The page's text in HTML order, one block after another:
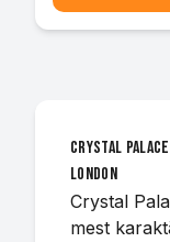
Crystal
London
Crystal
mest